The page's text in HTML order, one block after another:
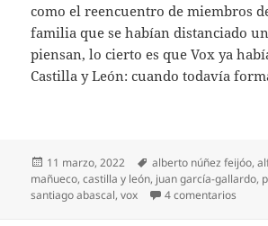
como el reencuentro de miembros
familia que se habían distanciado
piensan, lo cierto es que Vox ya
Castilla y León: cuando todavía
Publicado
el
11 marzo, 2022 Etiquetas
alberto núñez feijóo,
mañueco,castilla y león, juan garcía-gallardo,
santiago abascal,vox 4 comentarios